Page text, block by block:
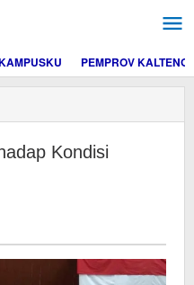
PEMPROV KALTENG
Kondisi